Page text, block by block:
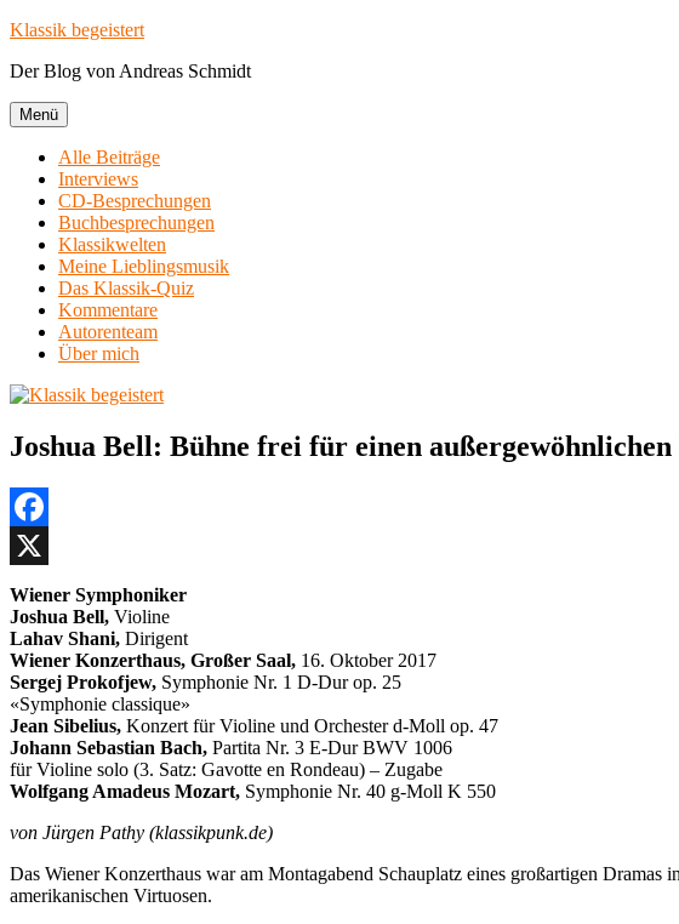
Zum
springen
Klassik begeistert
Der Blog von Andreas Schmidt
Menü
Alle Beiträge
Interviews
CD-Besprechungen
Buchbesprechungen
Klassikwelten
Meine Lieblingsmusik
Das Klassik-Quiz
Kommentare
Autorenteam
Über mich
Joshua Bell: Bühne frei für einen
Facebook
X
Wiener Symphoniker
Joshua Bell, Violine
Lahav Shani, Dirigent
Wiener Konzerthaus, Großer Saal, 16. Oktober 2017
Sergej Prokofjew, Symphonie Nr. 1 D-Dur op. 25
«Symphonie classique»
Jean Sibelius, Konzert für Violine und Orchester d-Moll op. 47
Johann Sebastian Bach, Partita Nr. 3 E-Dur BWV 1006
für Violine solo (3. Satz: Gavotte en Rondeau) – Zugabe
Wolfgang Amadeus Mozart, Symphonie Nr. 40 g-Moll K 550
von Jürgen Pathy (klassikpunk.de)
Das Wiener Konzerthaus war am Montagabend Schauplatz eines großartigen
amerikanischen Virtuosen.